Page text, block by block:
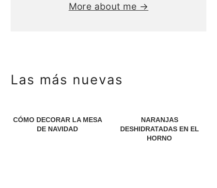
More about me →
Las más nuevas
CÓMO DECORAR LA MESA
DE NAVIDAD
NARANJAS
DESHIDRATADAS EN EL
HORNO